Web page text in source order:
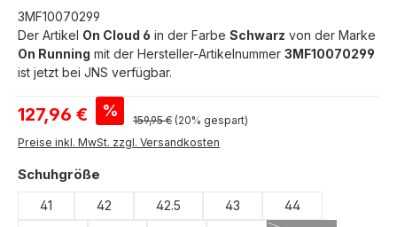
3MF10070299
Der Artikel On Cloud 6 in der Farbe Schwarz von der Marke
On Running mit der Hersteller-Artikelnummer 3MF10070299
ist jetzt bei JNS verfügbar.
Verkaufspreis:
127,96 € % Regulärer Preis:
159,95 € (20% gespart)
Preise inkl. MwSt. zzgl. Versandkosten
Schuhgröße
41 42 42.5 43
44